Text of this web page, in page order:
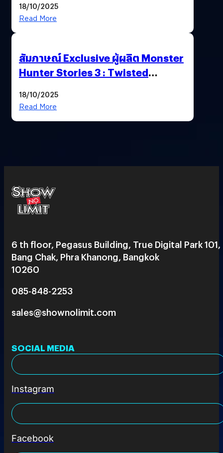
18/10/2025
Read More
สัมภาษณ์ Exclusive ผู้ผลิต Monster
Hunter Stories 3 : Twisted
สวยฉ่ำ !
18/10/2025
Read More
6 th floor, Pegasus Building, True Digital Park 101,
Bang Chak, Phra Khanong, Bangkok
10260
085-848-2253
sales@shownolimit.com
SOCIAL MEDIA
Instagram
Facebook